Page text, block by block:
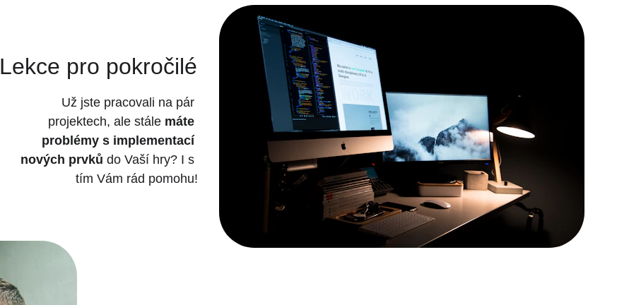
Už jste pracovali na pár
projektech, ale stále máte
problémy s implementací
nových prvků do Vaší hry? I s
tím Vám rád pomohu!
Lekce pro pokročilé